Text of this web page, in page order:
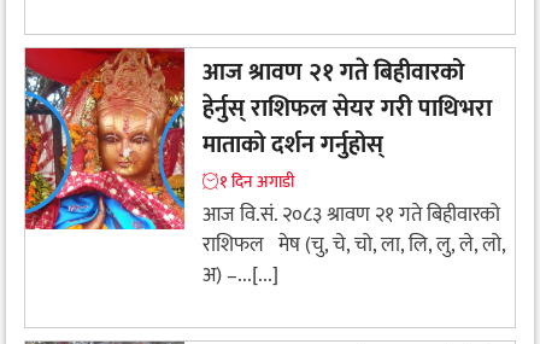
आज श्रावण २१ गते बिहीवारको
हेर्नुस् राशिफल सेयर गरी पाथिभरा
माताको दर्शन गर्नुहोस्
१ दिन अगाडी
आज वि.सं. २०८३ श्रावण २१ गते बिहीवारको
राशिफल मेष (चु, चे, चो, ला, लि, लु, ले, लो,
अ) –...[...]